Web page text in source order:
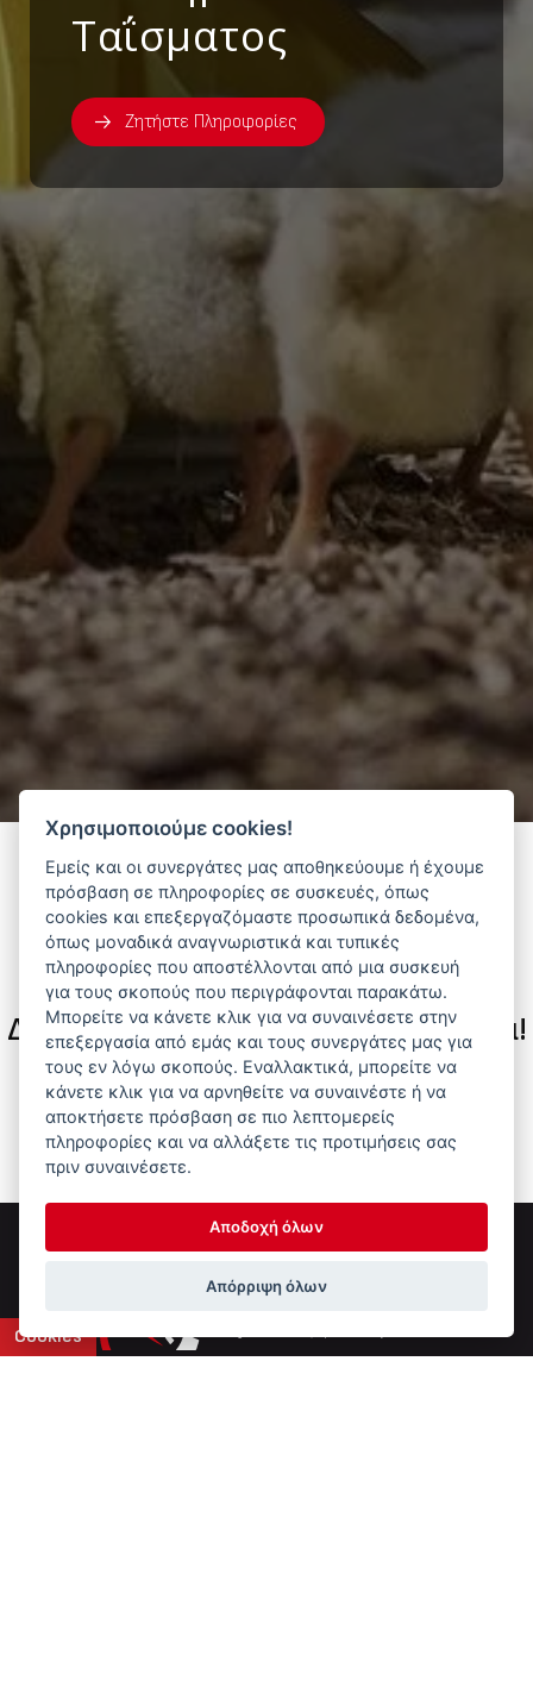
Cookies
Ταΐσματος
Ζητήστε Πληροφορίες
Φίλτρα
Δεν υπάρχουν διαθέσιμα προϊόντα!
Αναζητήστε προϊόντα που σας ενδιαφέρουν ανά
κατηγορία ή προμηθευτή.
Χρησιμοποιούμε cookies!
Εμείς και οι συνεργάτες μας αποθηκεύουμε ή έχουμε
πρόσβαση σε πληροφορίες σε συσκευές, όπως
cookies και επεξεργαζόμαστε προσωπικά δεδομένα,
όπως μοναδικά αναγνωριστικά και τυπικές
πληροφορίες που αποστέλλονται από μια συσκευή
για τους σκοπούς που περιγράφονται παρακάτω.
Μπορείτε να κάνετε κλικ για να συναινέσετε στην
επεξεργασία από εμάς και τους συνεργάτες μας για
τους εν λόγω σκοπούς. Εναλλακτικά, μπορείτε να
κάνετε κλικ για να αρνηθείτε να συναινέστε ή να
αποκτήσετε πρόσβαση σε πιο λεπτομερείς
πληροφορίες και να αλλάξετε τις προτιμήσεις σας
πριν συναινέσετε.
Αποδοχή όλων
Απόρριψη όλων